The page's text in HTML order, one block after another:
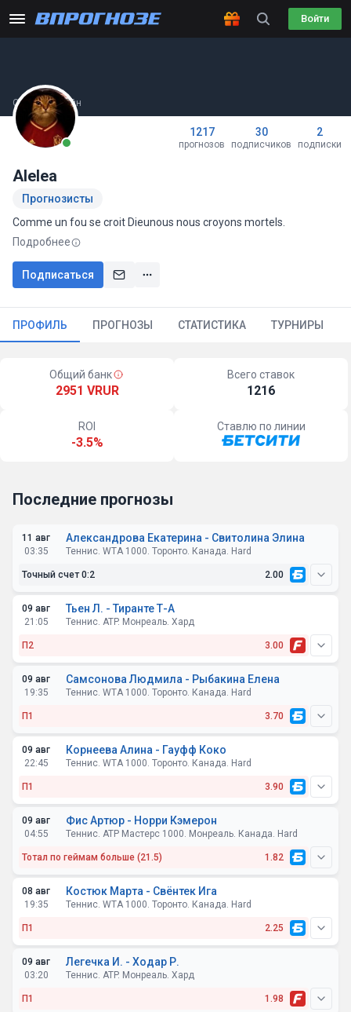
Войти
Сейчас онлайн
1217
прогнозов
30
подписчиков
2
подписки
Alelea
Прогнозисты
Comme un fou se croit Dieunous nous croyons mortels.
Подробнее
Подписаться
ПРОФИЛЬ ПРОГНОЗЫ СТАТИСТИКА ТУРНИРЫ
Общий банк
2951 VRUR
Всего ставок
1216
ROI
-3.5%
Ставлю по линии
Последние прогнозы
11 авг
03:35
Александрова Екатерина - Свитолина Элина
Теннис. WTA 1000. Торонто. Канада. Hard
Точный счет 0:2 2.00
09 авг
21:05
Тьен Л. - Тиранте Т-А
Теннис. ATP. Монреаль. Хард
П2 3.00
09 авг
19:35
Самсонова Людмила - Рыбакина Елена
Теннис. WTA 1000. Торонто. Канада. Hard
П1 3.70
09 авг
22:45
Корнеева Алина - Гауфф Коко
Теннис. WTA 1000. Торонто. Канада. Hard
П1 3.90
09 авг
04:55
Фис Артюр - Норри Кэмерон
Теннис. ATP Мастерс 1000. Монреаль. Канада. Hard
Тотал по геймам больше (21.5) 1.82
08 авг
19:35
Костюк Марта - Свёнтек Ига
Теннис. WTA 1000. Торонто. Канада. Hard
П1 2.25
09 авг
03:20
Легечка И. - Ходар Р.
Теннис. ATP. Монреаль. Хард
П1 1.98